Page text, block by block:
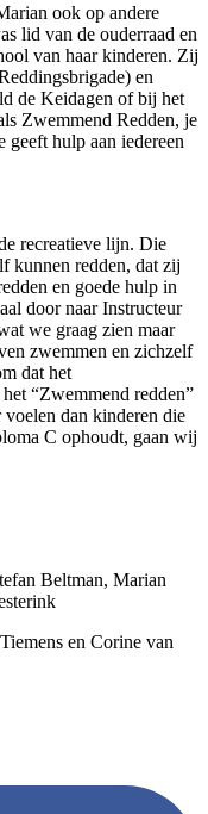
ook op andere
lid van de ouderraad en
van haar kinderen. Zij
en
de Keidagen of bij het
Zwemmend Redden, je
hulp aan iedereen
recreatieve lijn. Die
kunnen redden, dat zij
en goede hulp in
door naar Instructeur
we graag zien maar
zwemmen en zichzelf
dat het
“Zwemmend redden”
dan kinderen die
C ophoudt, gaan wij
Beltman, Marian
en Corine van